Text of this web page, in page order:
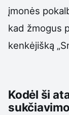
įmonės
kad žmogus
kenkėjišką
Kodėl ši